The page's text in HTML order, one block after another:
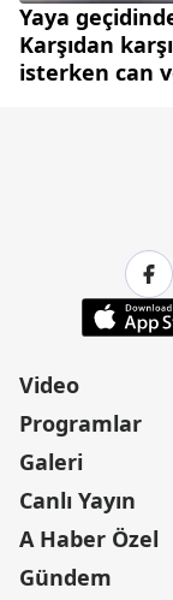
Yaya
Karşıdan
isterken can
Video
Programlar
Galeri
Canlı Yayın
A Haber Özel
Gündem